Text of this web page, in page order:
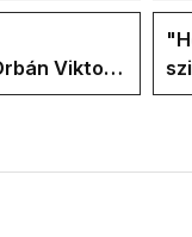
Viktor
a